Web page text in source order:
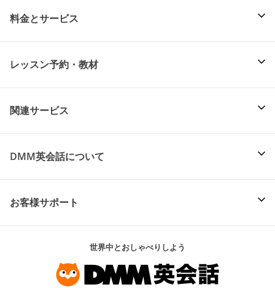
料金とサービス
レッスン予約・教材
関連サービス
DMM英会話について
お客様サポート
世界中とおしゃべりしよう